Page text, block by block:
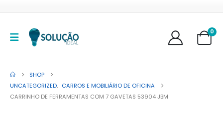
0
SHOP
UNCATEGORIZED, CARROS E MOBILIÁRIO DE OFICINA
CARRINHO DE FERRAMENTAS COM 7 GAVETAS 53904 JBM